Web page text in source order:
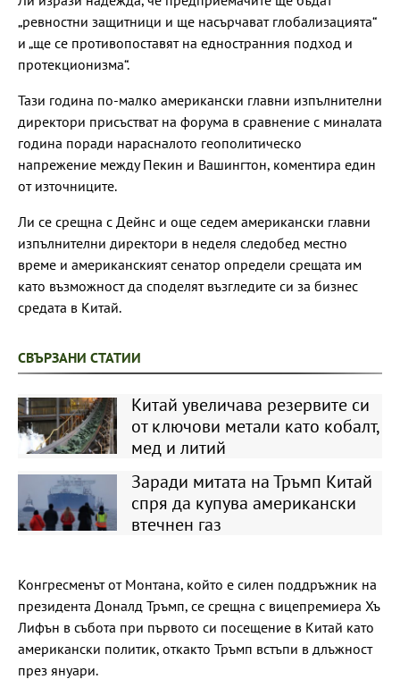
„ревностни защитници и ще насърчават глобализацията“
и „ще се противопоставят на едностранния подход и
протекционизма“.
Тази година по-малко американски главни изпълнителни
директори присъстват на форума в сравнение с миналата
година поради нарасналото геополитическо
напрежение между Пекин и Вашингтон, коментира един
от източниците.
Ли се срещна с Дейнс и още седем американски главни
изпълнителни директори в неделя следобед местно
време и американският сенатор определи срещата им
като възможност да споделят възгледите си за бизнес
средата в Китай.
СВЪРЗАНИ СТАТИИ
Китай увеличава резервите си
от ключови метали като кобалт,
мед и литий
Заради митата на Тръмп Китай
спря да купува американски
втечнен газ
Конгресменът от Монтана, който е силен поддръжник на
президента Доналд Тръмп, се срещна с вицепремиера Хъ
Лифън в събота при първото си посещение в Китай като
американски политик, откакто Тръмп встъпи в длъжност
през януари.